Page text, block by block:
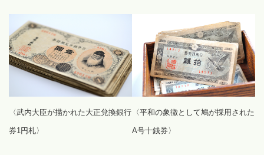
〈武内大臣が描かれた大正兌換銀行
券1円札〉
〈平和の象徴として鳩が採用された
A号十銭券〉